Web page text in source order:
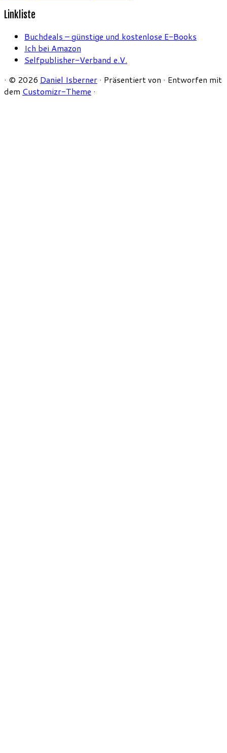
Linkliste
Buchdeals – günstige und kostenlose E-Books
Ich bei Amazon
Selfpublisher-Verband e.V.
· © 2026 Daniel Isberner · Präsentiert von · Entworfen mit
dem Customizr-Theme ·